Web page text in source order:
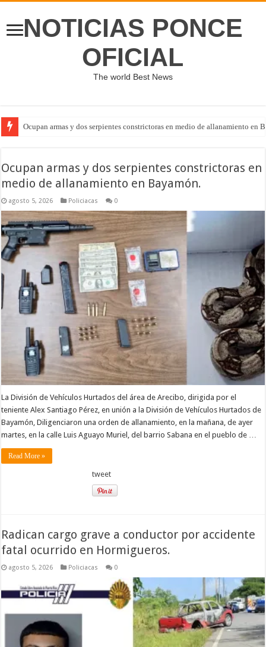
NOTICIAS PONCE
OFICIAL
The world Best News
Ocupan armas y dos serpientes constrictoras en medio de allanamiento en
Ocupan armas y dos serpientes constrictoras en
medio de allanamiento en Bayamón.
agosto 5, 2026 Policiacas 0
La División de Vehículos Hurtados del área de Arecibo, dirigida por el
teniente Alex Santiago Pérez, en unión a la División de Vehículos Hurtados de
Bayamón, Diligenciaron una orden de allanamiento, en la mañana, de ayer
martes, en la calle Luis Aguayo Muriel, del barrio Sabana en el pueblo de …
Read More »
tweet
Radican cargo grave a conductor por accidente
fatal ocurrido en Hormigueros.
agosto 5, 2026 Policiacas 0